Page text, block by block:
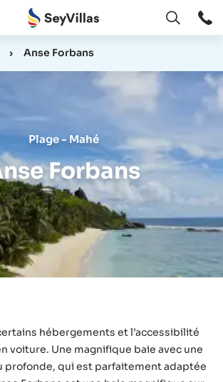
Ouvert
› Anse Forbans
Plage - Mahé
Forbans
hébergements et l’accessibilité
voiture. Une magnifique baie avec une
profonde, qui est parfaitement adaptée